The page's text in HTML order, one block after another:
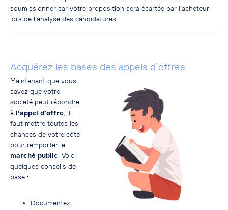
soumissionner car votre proposition sera écartée par l’acheteur
lors de l’analyse des candidatures.
Acquérez les bases des appels d’offres
Maintenant que vous
savez que votre
société peut répondre
à l’appel d’offre, il
faut mettre toutes les
chances de votre côté
pour remporter le
marché public. Voici
quelques conseils de
base :
Documentez